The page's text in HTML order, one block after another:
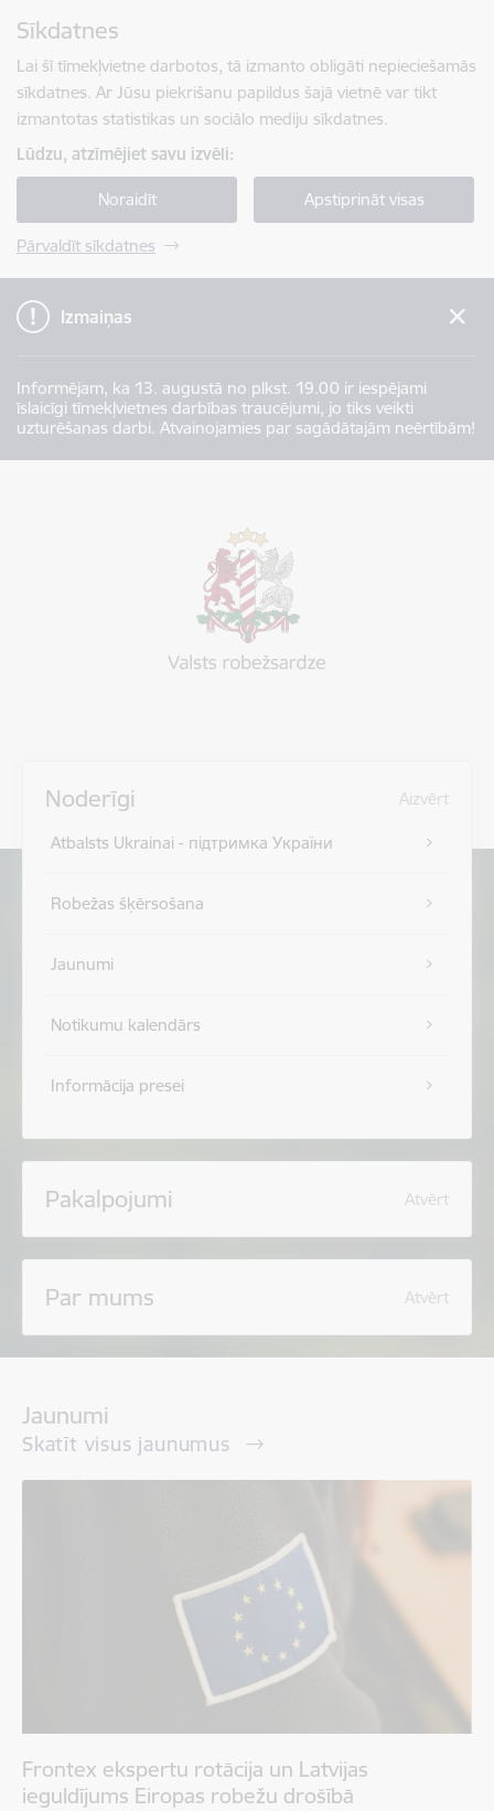
Sīkdatnes
Lai šī tīmekļvietne darbotos, tā izmanto obligāti nepieciešamās
sīkdatnes. Ar Jūsu piekrišanu papildus šajā vietnē var tikt
izmantotas statistikas un sociālo mediju sīkdatnes.
Lūdzu, atzīmējiet savu izvēli:
Noraidīt Apstiprināt visas
Pārvaldīt sīkdatnes
Izmaiņas
Informējam, ka 13. augustā no plkst. 19.00 ir iespējami
īslaicīgi tīmekļvietnes darbības traucējumi, jo tiks veikti
uzturēšanas darbi. Atvainojamies par sagādātajām neērtībām!
Noderīgi Aizvērt
Atbalsts Ukrainai - підтримка України
Robežas šķērsošana
Jaunumi
Notikumu kalendārs
Informācija presei
Pakalpojumi Atvērt
Par mums Atvērt
Jaunumi
Skatīt visus jaunumus
Frontex ekspertu rotācija un Latvijas
ieguldījums Eiropas robežu drošībā